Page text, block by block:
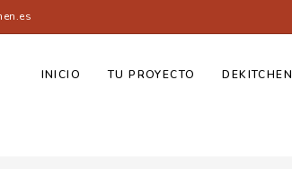
INICIO TU PROYECTO DEKITCHEN